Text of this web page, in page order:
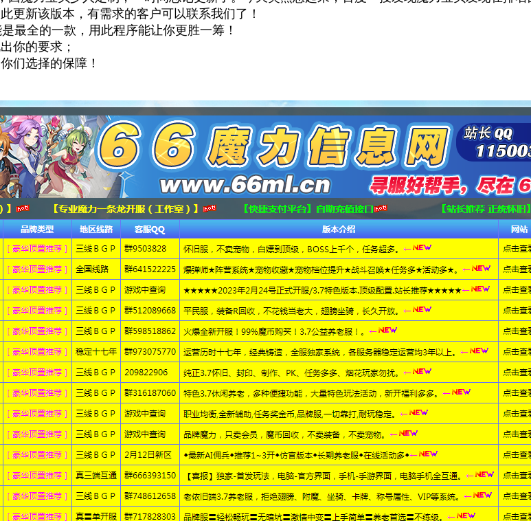
更新该版本，有需求的客户可以联系我们了！
最全的一款，用此程序能让你更胜一筹！
你的要求；
们选择的保障！